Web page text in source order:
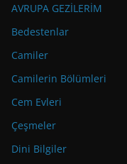
AVRUPA GEZİLERİM
Bedestenlar
Camiler
Camilerin Bölümleri
Cem Evleri
Çeşmeler
Dini Bilgiler